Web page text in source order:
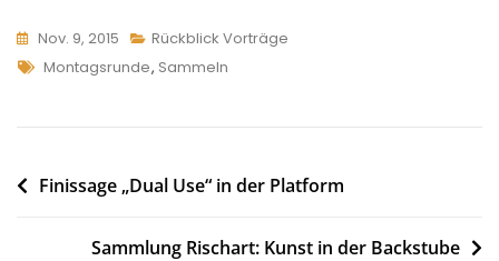
Nov. 9, 2015
Rückblick Vorträge
Tags
Montagsrunde, Sammeln
Beitragsnavigation
Finissage „Dual Use“ in der Platform
Sammlung Rischart: Kunst in der Backstube